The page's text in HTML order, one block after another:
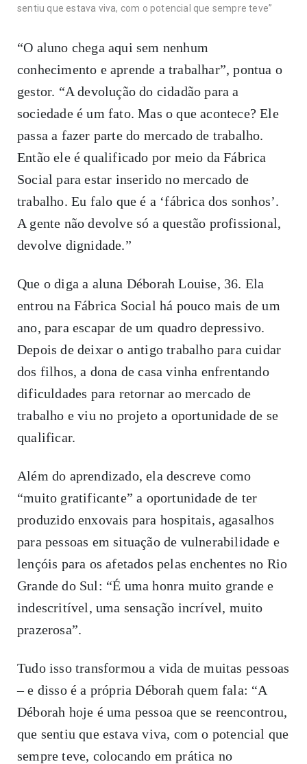
sentiu que estava viva, com o potencial que sempre teve”
“O aluno chega aqui sem nenhum
conhecimento e aprende a trabalhar”, pontua o
gestor. “A devolução do cidadão para a
sociedade é um fato. Mas o que acontece? Ele
passa a fazer parte do mercado de trabalho.
Então ele é qualificado por meio da Fábrica
Social para estar inserido no mercado de
trabalho. Eu falo que é a ‘fábrica dos sonhos’.
A gente não devolve só a questão profissional,
devolve dignidade.”
Que o diga a aluna Déborah Louise, 36. Ela
entrou na Fábrica Social há pouco mais de um
ano, para escapar de um quadro depressivo.
Depois de deixar o antigo trabalho para cuidar
dos filhos, a dona de casa vinha enfrentando
dificuldades para retornar ao mercado de
trabalho e viu no projeto a oportunidade de se
qualificar.
Além do aprendizado, ela descreve como
“muito gratificante” a oportunidade de ter
produzido enxovais para hospitais, agasalhos
para pessoas em situação de vulnerabilidade e
lençóis para os afetados pelas enchentes no Rio
Grande do Sul: “É uma honra muito grande e
indescritível, uma sensação incrível, muito
prazerosa”.
Tudo isso transformou a vida de muitas pessoas
– e disso é a própria Déborah quem fala: “A
Déborah hoje é uma pessoa que se reencontrou,
que sentiu que estava viva, com o potencial que
sempre teve, colocando em prática no